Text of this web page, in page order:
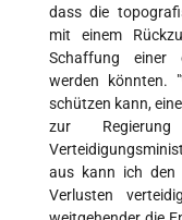
dass die
mit einem
Schaffung einer
werden könnten.
schützen kann,
zur
aus kann ich den
Verlusten